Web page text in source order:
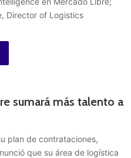
Director of Logistics
sumará más talento a
plan de contrataciones,
que su área de logística